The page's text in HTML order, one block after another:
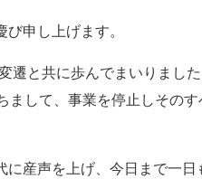
申し上げます。
と共に歩んでまいりまし
して、事業を停止しその
産声を上げ、今日まで一